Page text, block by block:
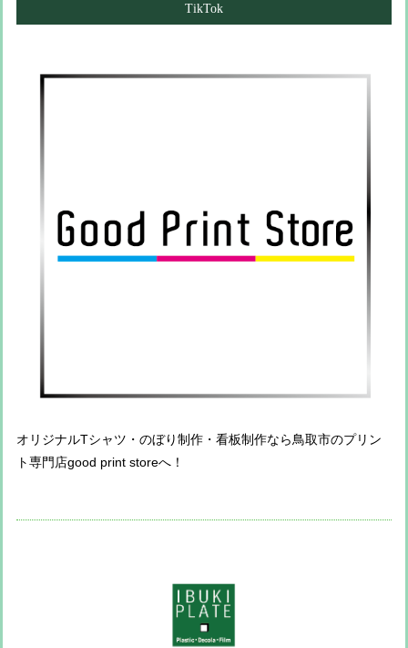
TikTok
オリジナルTシャツ・のぼり制作・看板制作なら鳥取市のプリン
ト専門店good print storeへ！